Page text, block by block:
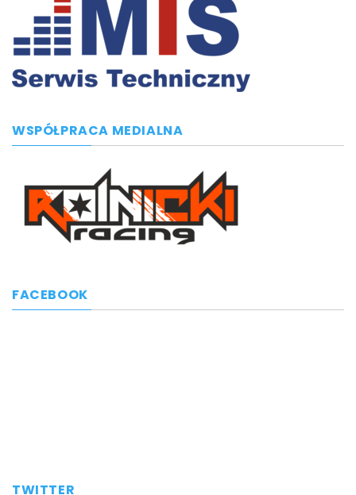
WSPÓŁPRACA MEDIALNA
FACEBOOK
TWITTER